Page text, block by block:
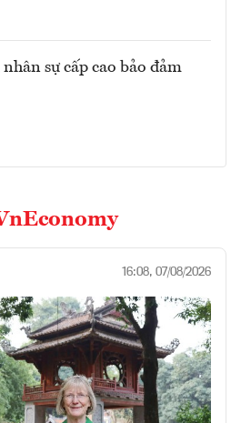
sự cấp cao bảo đảm
16:08, 07/08/2026